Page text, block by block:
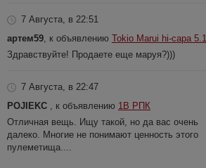
7 Августа, в 22:51
артем59 , к объявлению Tokio Marui hi-capa 5.1
Здравствуйте! Продаете еще маруя?)))
7 Августа, в 22:47
POJIEKC
, к объявлению 1В РПК
Отличная вещь. Ищу такой, но да вас очень
далеко. Многие не понимают ценность этого
пулеметища....